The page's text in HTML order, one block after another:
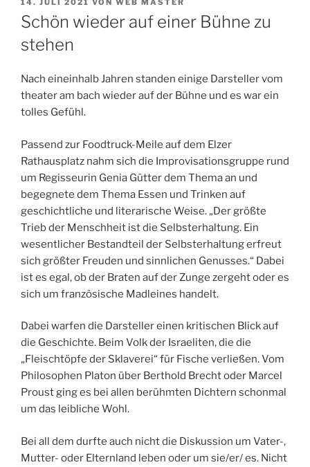
AM
14. JULI 2021 VON WEB MASTER
Schön wieder auf einer Bühne zu
stehen
Nach eineinhalb Jahren standen einige Darsteller vom
theater am bach wieder auf der Bühne und es war ein
tolles Gefühl.
Passend zur Foodtruck-Meile auf dem Elzer
Rathausplatz nahm sich die Improvisationsgruppe rund
um Regisseurin Genia Gütter dem Thema an und
begegnete dem Thema Essen und Trinken auf
geschichtliche und literarische Weise. „Der größte
Trieb der Menschheit ist die Selbsterhaltung. Ein
wesentlicher Bestandteil der Selbsterhaltung erfreut
sich größter Freuden und sinnlichen Genusses.“ Dabei
ist es egal, ob der Braten auf der Zunge zergeht oder es
sich um französische Madleines handelt.
Dabei warfen die Darsteller einen kritischen Blick auf
die Geschichte. Beim Volk der Israeliten, die die
„Fleischtöpfe der Sklaverei“ für Fische verließen. Vom
Philosophen Platon über Berthold Brecht oder Marcel
Proust ging es bei allen berühmten Dichtern schonmal
um das leibliche Wohl.
Bei all dem durfte auch nicht die Diskussion um Vater-,
Mutter- oder Elternland leben oder um sie/er/ es. Nicht